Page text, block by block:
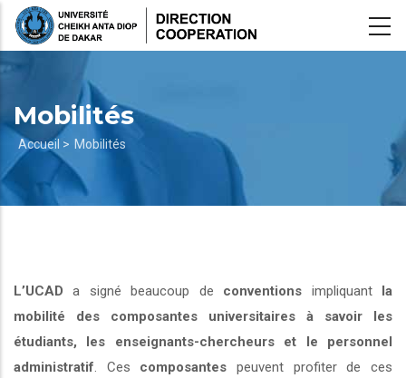
Aller
Mobilités
Fil
d'Ariane
Accueil > Mobilités
L’UCAD a signé beaucoup de conventions impliquant la
mobilité des composantes universitaires à savoir les
étudiants, les enseignants-chercheurs et le personnel
administratif . Ces composantes peuvent profiter de ces